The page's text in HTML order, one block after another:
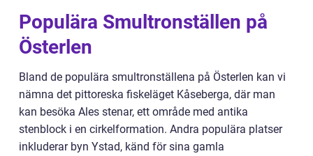
Populära Smultronställen på
Österlen
Bland de populära smultronställena på Österlen kan vi
nämna det pittoreska fiskeläget Kåseberga, där man
kan besöka Ales stenar, ett område med antika
stenblock i en cirkelformation. Andra populära platser
inkluderar byn Ystad, känd för sina gamla